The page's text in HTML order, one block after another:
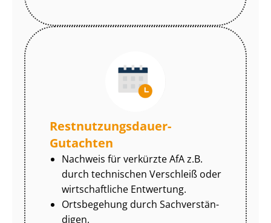
Rest­nut­zungs­dau­er-
Gutachten
Nachweis für verkürzte AfA z.B.
durch technischen Verschleiß oder
wirtschaftliche Entwertung.
Ortsbegehung durch Sach­ver­stän­
di­gen.